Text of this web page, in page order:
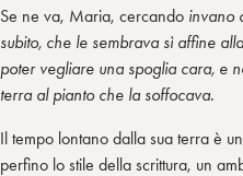
Se ne va, Maria, cercando invano
subito, che le sembrava sì affine
poter vegliare una spoglia cara, e
terra al pianto che la soffocava.
Il tempo lontano dalla sua terra è
perfino lo stile della scrittura, un